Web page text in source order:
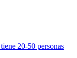
20-50 personas